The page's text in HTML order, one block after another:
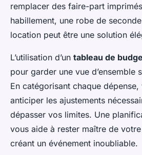
remplacer des faire-part
habillement, une robe de
location peut être une solution
L’utilisation d’un tableau de
pour garder une vue d’ensemble
En catégorisant chaque
anticiper les ajustements
dépasser vos limites. Une
vous aide à rester maître de
créant un événement inoubliable.